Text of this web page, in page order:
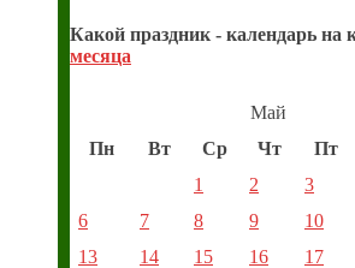
Какой праздник - календарь на
месяца
Май
Пн
Вт Ср Чт Пт
1
2 3
6
7 8 9 10
13
14 15 16 17